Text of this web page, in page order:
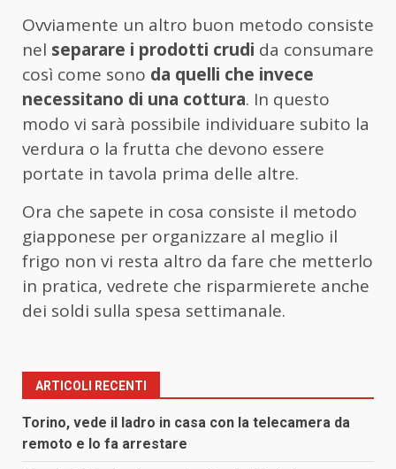
Ovviamente un altro buon metodo consiste
nel separare i prodotti crudi da consumare
così come sono da quelli che invece
necessitano di una cottura. In questo
modo vi sarà possibile individuare subito la
verdura o la frutta che devono essere
portate in tavola prima delle altre.
Ora che sapete in cosa consiste il metodo
giapponese per organizzare al meglio il
frigo non vi resta altro da fare che metterlo
in pratica, vedrete che risparmierete anche
dei soldi sulla spesa settimanale.
ARTICOLI RECENTI
Torino, vede il ladro in casa con la telecamera da
remoto e lo fa arrestare